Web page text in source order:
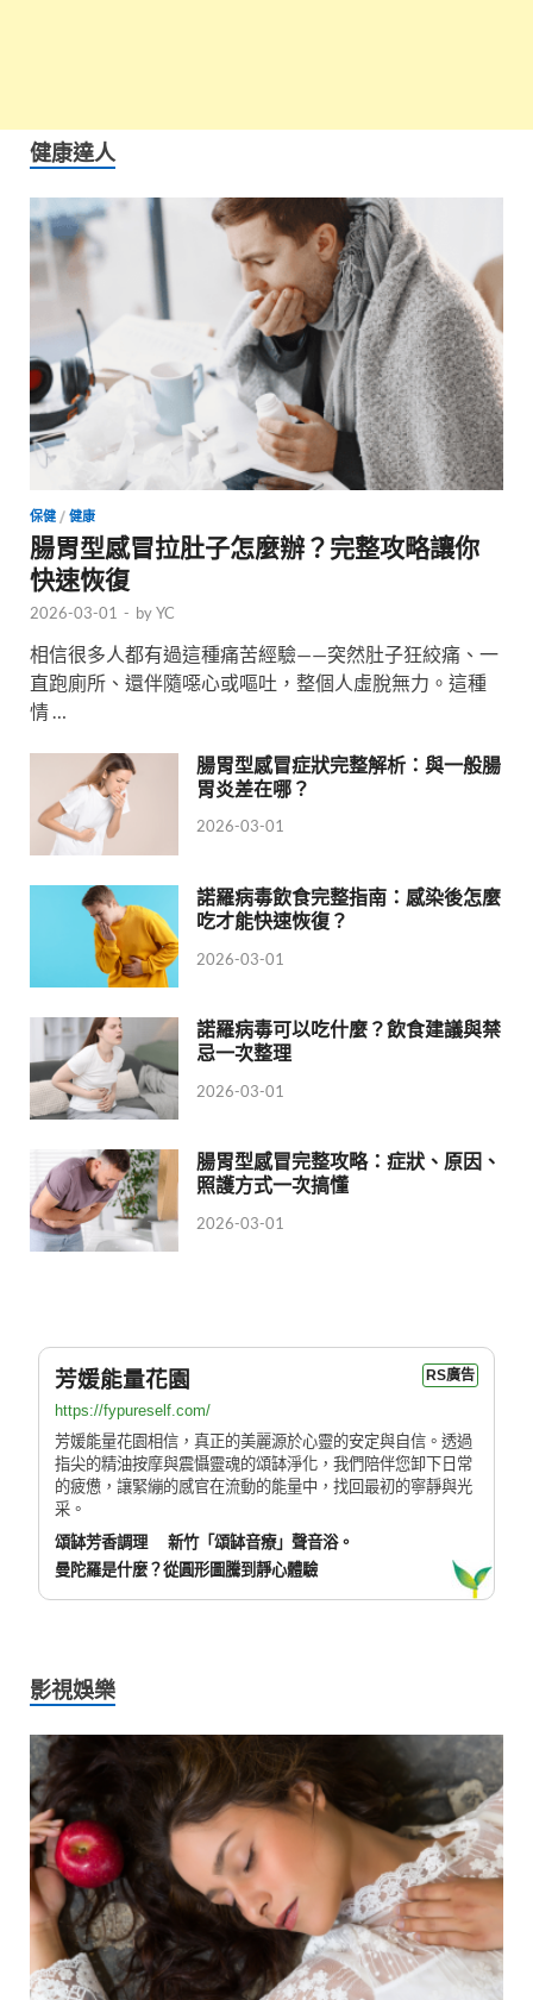
健康達人
保健 / 健康
腸胃型感冒拉肚子怎麼辦？完整攻略讓你
快速恢復
2026-03-01 - byYC
相信很多人都有過這種痛苦經驗——突然肚子狂絞痛、一
直跑廁所、還伴隨噁心或嘔吐，整個人虛脫無力。這種
情 …
腸胃型感冒症狀完整解析：與一般腸
胃炎差在哪？
2026-03-01
諾羅病毒飲食完整指南：感染後怎麼
吃才能快速恢復？
2026-03-01
諾羅病毒可以吃什麼？飲食建議與禁
忌一次整理
2026-03-01
腸胃型感冒完整攻略：症狀、原因、
照護方式一次搞懂
2026-03-01
芳媛能量花園 RS廣告
https://fypureself.com/
芳媛能量花園相信，真正的美麗源於心靈的安定與自信。透過
指尖的精油按摩與震懾靈魂的頌缽淨化，我們陪伴您卸下日常
的疲憊，讓緊繃的感官在流動的能量中，找回最初的寧靜與光
采。
頌缽芳香調理
新竹「頌缽音療」聲音浴。
曼陀羅是什麼？從圓形圖騰到靜心體驗
影視娛樂